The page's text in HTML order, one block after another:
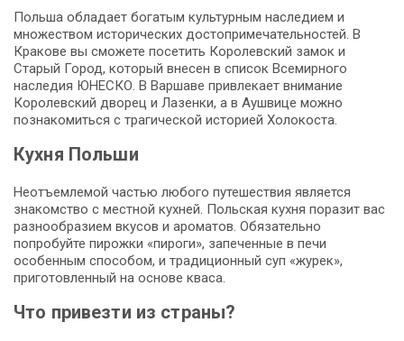
Польша обладает богатым культурным наследием и
множеством исторических достопримечательностей. В
Кракове вы сможете посетить Королевский замок и
Старый Город, который внесен в список Всемирного
наследия ЮНЕСКО. В Варшаве привлекает внимание
Королевский дворец и Лазенки, а в Аушвице можно
познакомиться с трагической историей Холокоста.
Кухня Польши
Неотъемлемой частью любого путешествия является
знакомство с местной кухней. Польская кухня поразит вас
разнообразием вкусов и ароматов. Обязательно
попробуйте пирожки «пироги», запеченные в печи
особенным способом, и традиционный суп «журек»,
приготовленный на основе кваса.
Что привезти из страны?